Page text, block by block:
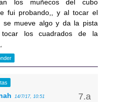
los muñecos del cubo
fui probando,, y al tocar el
se mueve algo y da la pista
los cuadrados de la
14/7/17, 10:51